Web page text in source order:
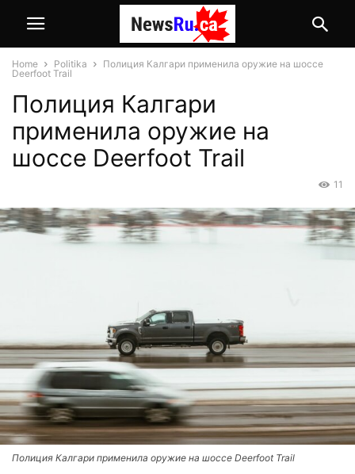
Home Politika
Полиция Калгари применила оружие на шоссе
Deerfoot Trail
Полиция Калгари
применила оружие на
шоссе Deerfoot Trail
11
Полиция Калгари применила оружие на шоссе Deerfoot Trail